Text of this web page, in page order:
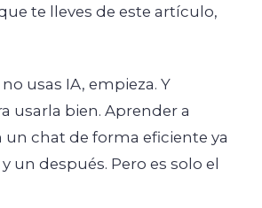
te lleves de este artículo,
no usas IA, empieza. Y
usarla bien. Aprender a
un chat de forma eficiente ya
un después. Pero es solo el